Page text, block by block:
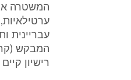
המשטרה
עבריינית
המבקש
רישיון קיים - ר' עע"מ 4501/